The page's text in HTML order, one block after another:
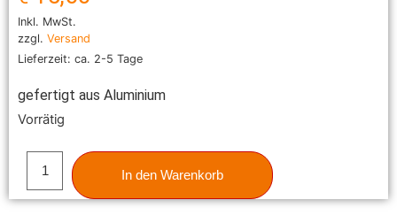
Inkl. MwSt.
zzgl. Versand
Lieferzeit: ca. 2-5 Tage
gefertigt aus Aluminium
Vorrätig
In den Warenkorb